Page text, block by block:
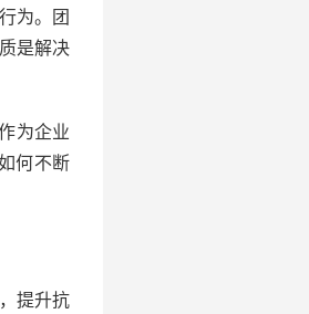
为。团
是解决
为企业
何不断
提升抗